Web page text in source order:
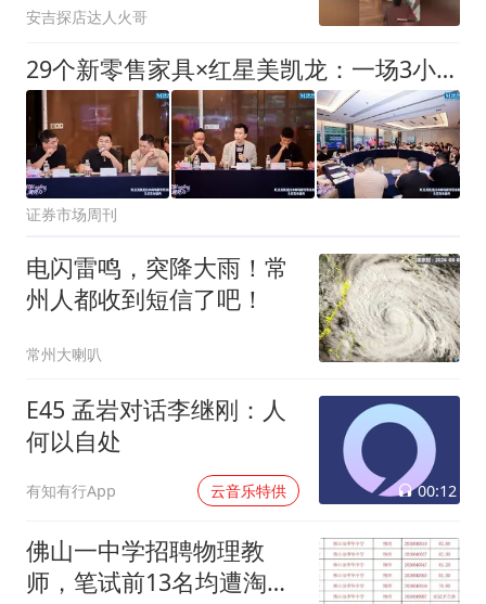
安吉探店达人火哥
29个新零售家具×红星美凯龙：一场3小时的闭门创见会干货实录
证券市场周刊
电闪雷鸣，突降大雨！常
州人都收到短信了吧！
常州大喇叭
E45 孟岩对话李继刚：人
何以自处
有知有行App 云音乐特供 00:12
佛山一中学招聘物理教
师，笔试前13名均遭淘